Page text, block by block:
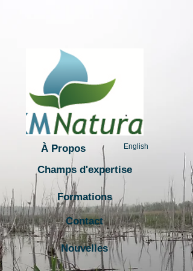
À Propos English
Champs d'expertise
Formations
Contact
Nouvelles